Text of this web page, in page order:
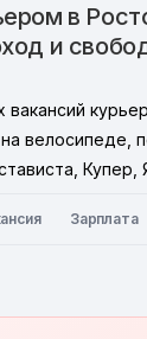
в
и
вакансий
велосипеде,
Купер,
Зарплата